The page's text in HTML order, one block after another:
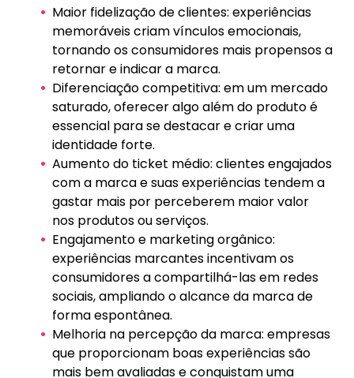
Maior fidelização de clientes: experiências
memoráveis criam vínculos emocionais,
tornando os consumidores mais propensos a
retornar e indicar a marca.
Diferenciação competitiva: em um mercado
saturado, oferecer algo além do produto é
essencial para se destacar e criar uma
identidade forte.
Aumento do ticket médio: clientes engajados
com a marca e suas experiências tendem a
gastar mais por perceberem maior valor
nos produtos ou serviços.
Engajamento e marketing orgânico:
experiências marcantes incentivam os
consumidores a compartilhá-las em redes
sociais, ampliando o alcance da marca de
forma espontânea.
Melhoria na percepção da marca: empresas
que proporcionam boas experiências são
mais bem avaliadas e conquistam uma